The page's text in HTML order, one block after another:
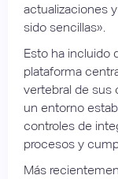
actualizaciones
sido sencillas».
Esto ha incluido
plataforma
vertebral de sus
un entorno
controles de
procesos y
Más